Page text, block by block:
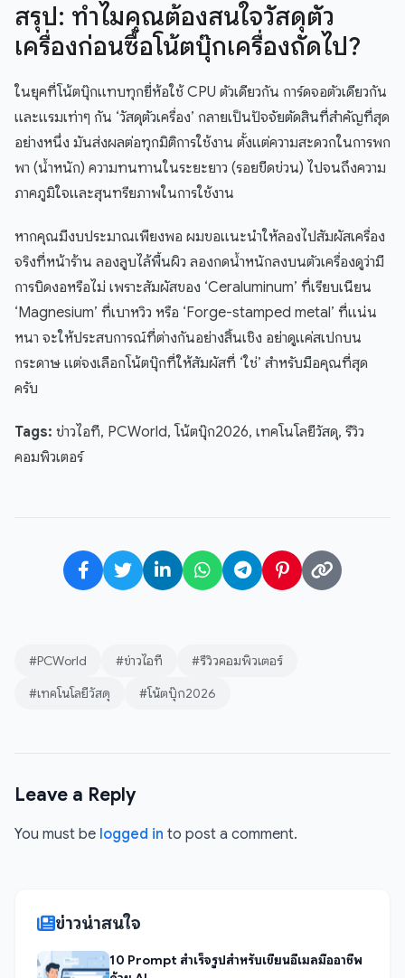
สรุป: ทำไมคุณต้องสนใจวัสดุตัว
เครื่องก่อนซื้อโน้ตบุ๊กเครื่องถัดไป?
ในยุคที่โน้ตบุ๊กแทบทุกยี่ห้อใช้ CPU ตัวเดียวกัน การ์ดจอตัวเดียวกัน
และแรมเท่าๆ กัน ‘วัสดุตัวเครื่อง’ กลายเป็นปัจจัยตัดสินที่สำคัญที่สุด
อย่างหนึ่ง มันส่งผลต่อทุกมิติการใช้งาน ตั้งแต่ความสะดวกในการพก
พา (น้ำหนัก) ความทนทานในระยะยาว (รอยขีดข่วน) ไปจนถึงความ
ภาคภูมิใจและสุนทรียภาพในการใช้งาน
หากคุณมีงบประมาณเพียงพอ ผมขอแนะนำให้ลองไปสัมผัสเครื่อง
จริงที่หน้าร้าน ลองลูบไล้พื้นผิว ลองกดน้ำหนักลงบนตัวเครื่องดูว่ามี
การบิดงอหรือไม่ เพราะสัมผัสของ ‘Ceraluminum’ ที่เรียบเนียน
‘Magnesium’ ที่เบาหวิว หรือ ‘Forge-stamped metal’ ที่แน่น
หนา จะให้ประสบการณ์ที่ต่างกันอย่างสิ้นเชิง อย่าดูแค่สเปกบน
กระดาษ แต่จงเลือกโน้ตบุ๊กที่ให้สัมผัสที่ ‘ใช่’ สำหรับมือคุณที่สุด
ครับ
Tags: ข่าวไอที, PCWorld, โน้ตบุ๊ก2026, เทคโนโลยีวัสดุ, รีวิว
คอมพิวเตอร์
#PCWorld #ข่าวไอที
#รีวิวคอมพิวเตอร์
#เทคโนโลยีวัสดุ
#โน้ตบุ๊ก2026
Leave a Reply
You must be logged in to post a comment.
ข่าวน่าสนใจ
10 Prompt สำเร็จรูปสำหรับเขียนอีเมลมืออาชีพ